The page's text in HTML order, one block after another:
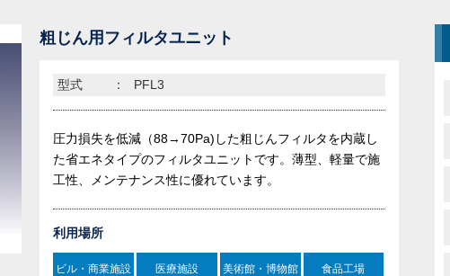
粗じん用フィルタユニット
型式 ： PFL3
圧力損失を低減（88→70Pa)した粗じんフィルタを内蔵し
た省エネタイプのフィルタユニットです。薄型、軽量で施
工性、メンテナンス性に優れています。
利用場所
ビル・商業施設 医療施設 美術館・博物館 食品工場